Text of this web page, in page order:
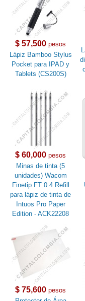
$ 57,500 pesos
Lápiz Bamboo Stylus
Pocket para IPAD y
Tablets (CS200S)
$ 60,000 pesos
Minas de tinta (5
unidades) Wacom
Finetip FT 0.4 Refill
para lápiz de tinta de
Intuos Pro Paper
Edition - ACK22208
$ 75,600 pesos